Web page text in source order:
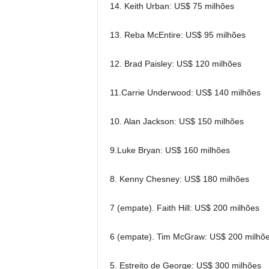
14. Keith Urban: US$ 75 milhões
13. Reba McEntire: US$ 95 milhões
12. Brad Paisley: US$ 120 milhões
11.Carrie Underwood: US$ 140 milhões
10. Alan Jackson: US$ 150 milhões
9.Luke Bryan: US$ 160 milhões
8. Kenny Chesney: US$ 180 milhões
7 (empate). Faith Hill: US$ 200 milhões
6 (empate). Tim McGraw: US$ 200
5. Estreito de George: US$ 300 milhões